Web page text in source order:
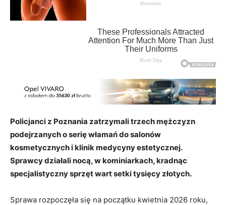
Policjanci z Poznania zatrzymali trzech mężczyzn
podejrzanych o serię włamań do salonów
kosmetycznych i klinik medycyny estetycznej.
Sprawcy działali nocą, w kominiarkach, kradnąc
specjalistyczny sprzęt wart setki tysięcy złotych.
Sprawa rozpoczęła się na początku kwietnia 2026 roku,